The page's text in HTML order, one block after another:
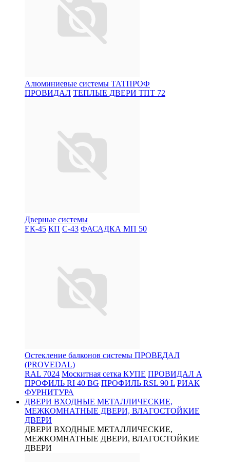
Алюминиевые системы ТАТПРОФ
ПРОВИДАЛ ТЕПЛЫЕ ДВЕРИ ТПТ 72
Дверные системы
ЕК-45 КП С-43 ФАСАДКА МП 50
Остекление балконов системы ПРОВЕДАЛ
(PROVEDAL)
RAL 7024 Москитная сетка КУПЕ ПРОВИДАЛ А
ПРОФИЛЬ RI 40 BG ПРОФИЛЬ RSL 90 L РИАК
ФУРНИТУРА
ДВЕРИ ВХОДНЫЕ МЕТАЛЛИЧЕСКИЕ,
МЕЖКОМНАТНЫЕ ДВЕРИ, ВЛАГОСТОЙКИЕ
ДВЕРИ
ДВЕРИ ВХОДНЫЕ МЕТАЛЛИЧЕСКИЕ,
МЕЖКОМНАТНЫЕ ДВЕРИ, ВЛАГОСТОЙКИЕ
ДВЕРИ